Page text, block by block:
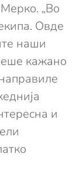
„Во
Овде
наши
кажано
и